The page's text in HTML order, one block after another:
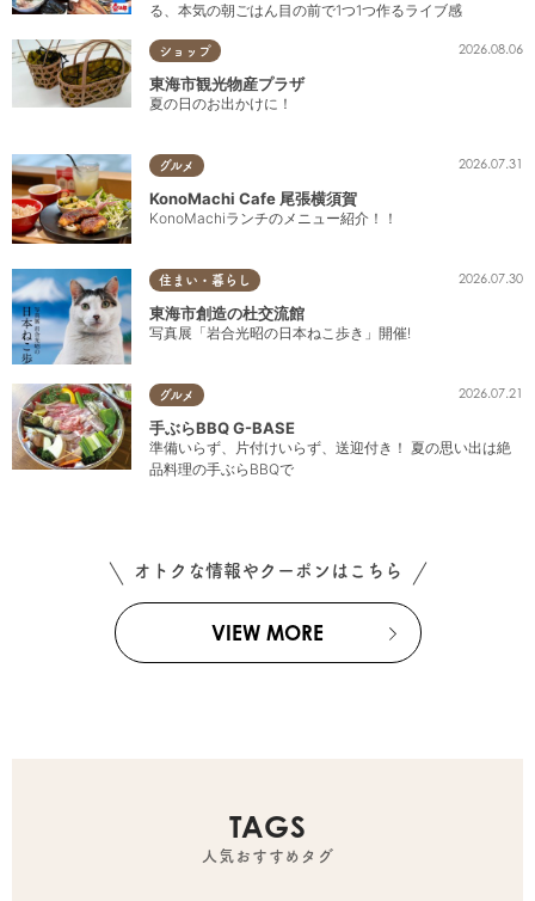
る、本気の朝ごはん目の前で1つ1つ作るライブ感
ショップ 2026.08.06
東海市観光物産プラザ
夏の日のお出かけに！
グルメ 2026.07.31
KonoMachi Cafe 尾張横須賀
KonoMachiランチのメニュー紹介！！
住まい・暮らし 2026.07.30
東海市創造の杜交流館
写真展「岩合光昭の日本ねこ歩き」開催!
グルメ 2026.07.21
手ぶらBBQ G-BASE
準備いらず、片付けいらず、送迎付き！ 夏の思い出は絶
品料理の手ぶらBBQで
オトクな情報やクーポンはこちら
VIEW MORE
TAGS
人気おすすめタグ